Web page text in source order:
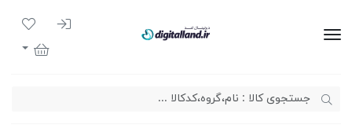
ورود به
لیست
سبد خرید